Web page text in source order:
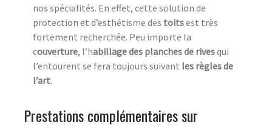
nos spécialités. En effet, cette solution de
protection et d’esthétisme des toitsest très
fortement recherchée. Peu importe la
couverture, l’habillage des planches de rivesqui
l’entourent se fera toujours suivant les règles de
l’art.
Prestations complémentaires sur